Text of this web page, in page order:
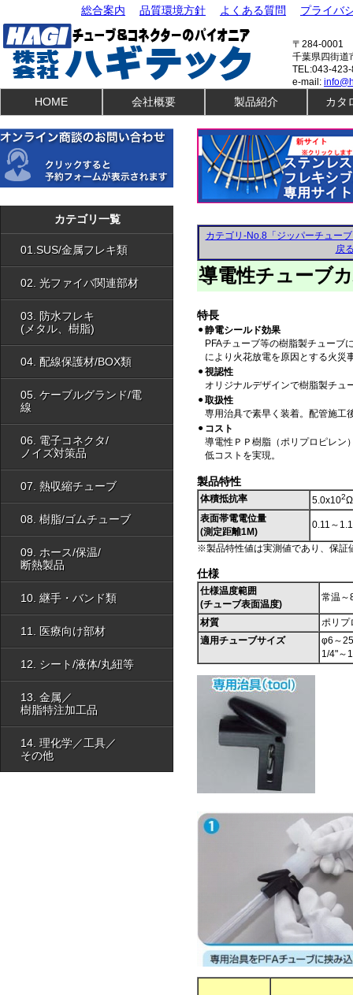
総合案内 品質環境方針 よくある質問 プライバ
〒284-0001
千葉県四街道
TEL:043-
e-mail:
HOME 会社概要 製品紹介 カタ
01.SUS・金属フレキ類
02.光ファイバ関連部材
02.光ファイバ保護チューブ
03.防水フレキ（樹脂）
04.配線保護チューブ
04.可動部保護部材
04.ケーブルアクセサリ
04.Box・端子台
05.ケーブルグランド
05.電線類
06.ノイズ防止部材
カテゴリ一覧
01.SUS/金属フレキ類
02. 光ファイバ関連部材
03. 防水フレキ
(メタル、樹脂)
04. 配線保護材/BOX類
05. ケーブルグランド/電
線
06. 電子コネクタ/
ノイズ対策品
07. 熱収縮チューブ
08. 樹脂/ゴムチューブ
09. ホース/保温/
断熱製品
10. 継手・バンド類
11. 医療向け部材
12. シート/液体/丸紐等
13. 金属／
樹脂特注加工品
14. 理化学／工具／
その他
カテゴリ-No.8「ジッパーチュー
戻
導電性チューブ
特長
●静電シールド効果
PFAチューブ等の樹脂製チューブ
により火花放電を原因とする火災
●視認性
オリジナルデザインで樹脂製チュ
●取扱性
専用治具で素早く装着。配管施工
● コスト
導電性ＰＰ樹脂（ポリプロピレン
低コストを実現。
製品特性
体積抵抗率 5.0x102
表面帯電電位量
(測定距離1M)
0.11～
※製品特性値は実測値であり、保証
仕様
仕様温度範囲
(チューブ表面温度)
常温
材質
ポリプ
適用チューブサイズ
φ6～
1/4"～